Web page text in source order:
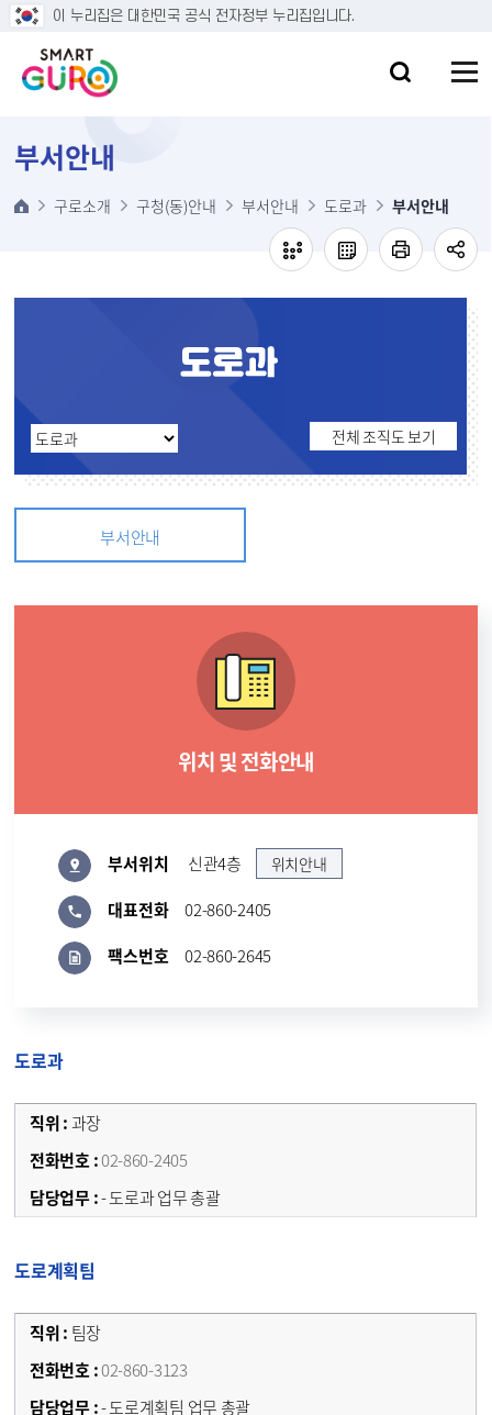
본문 바로가기
이 누리집은 대한민국 공식 전자정부 누리집입니다.
부서안내
구로소개 구청(동)안내 부서안내 도로과 부서안내
전체 조직도 보기
부서안내
위치 및 전화안내
부서위치 신관4층 위치안내
대표전화
02-860-2405
팩스번호
02-860-2645
도로과
과장
02-860-2405
- 도로과 업무 총괄
도로계획팀
팀장
02-860-3123
- 도로계획팀 업무 총괄